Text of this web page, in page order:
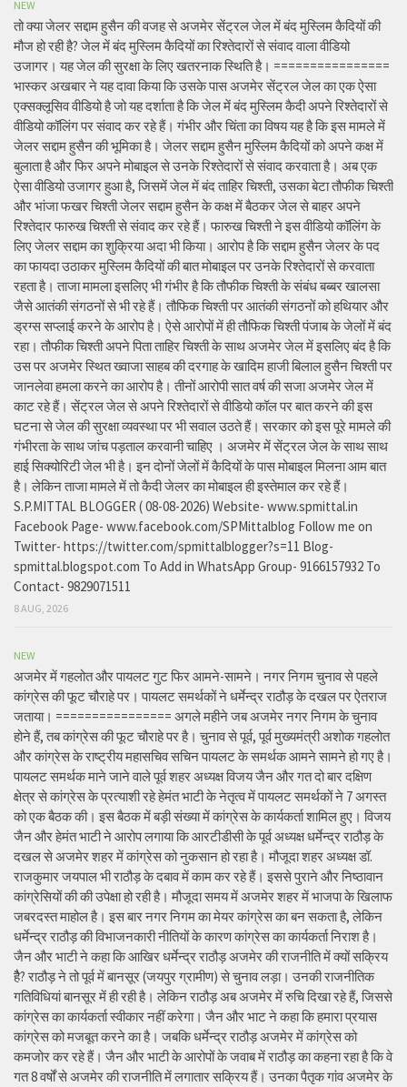
NEW
तो क्या जेलर सद्दाम हुसैन की वजह से अजमेर सेंट्रल जेल में बंद मुस्लिम कैदियों की
मौज हो रही है? जेल में बंद मुस्लिम कैदियों का रिश्तेदारों से संवाद वाला वीडियो
उजागर। यह जेल की सुरक्षा के लिए खतरनाक स्थिति है। ================
भास्कर अखबार ने यह दावा किया कि उसके पास अजमेर सेंट्रल जेल का एक ऐसा
एक्सक्लूसिव वीडियो है जो यह दर्शाता है कि जेल में बंद मुस्लिम कैदी अपने रिश्तेदारों से
वीडियो कॉलिंग पर संवाद कर रहे हैं। गंभीर और चिंता का विषय यह है कि इस मामले में
जेलर सद्दाम हुसैन की भूमिका है। जेलर सद्दाम हुसैन मुस्लिम कैदियों को अपने कक्ष में
बुलाता है और फिर अपने मोबाइल से उनके रिश्तेदारों से संवाद करवाता है। अब एक
ऐसा वीडियो उजागर हुआ है, जिसमें जेल में बंद ताहिर चिश्ती, उसका बेटा तौफीक चिश्ती
और भांजा फखर चिश्ती जेलर सद्दाम हुसैन के कक्ष में बैठकर जेल से बाहर अपने
रिश्तेदार फारुख चिश्ती से संवाद कर रहे हैं। फारुख चिश्ती ने इस वीडियो कॉलिंग के
लिए जेलर सद्दाम का शुक्रिया अदा भी किया। आरोप है कि सद्दाम हुसैन जेलर के पद
का फायदा उठाकर मुस्लिम कैदियों की बात मोबाइल पर उनके रिश्तेदारों से करवाता
रहता है। ताजा मामला इसलिए भी गंभीर है कि तौफीक चिश्ती के संबंध बब्बर खालसा
जैसे आतंकी संगठनों से भी रहे हैं। तौफिक चिश्ती पर आतंकी संगठनों को हथियार और
ड्रग्स सप्लाई करने के आरोप है। ऐसे आरोपों में ही तौफिक चिश्ती पंजाब के जेलों में बंद
रहा। तौफीक चिश्ती अपने पिता ताहिर चिश्ती के साथ अजमेर जेल में इसलिए बंद है कि
उस पर अजमेर स्थित ख्वाजा साहब की दरगाह के खादिम हाजी बिलाल हुसैन चिश्ती पर
जानलेवा हमला करने का आरोप है। तीनों आरोपी सात वर्ष की सजा अजमेर जेल में
काट रहे हैं। सेंट्रल जेल से अपने रिश्तेदारों से वीडियो कॉल पर बात करने की इस
घटना से जेल की सुरक्षा व्यवस्था पर भी सवाल उठते हैं। सरकार को इस पूरे मामले की
गंभीरता के साथ जांच पड़ताल करवानी चाहिए । अजमेर में सेंट्रल जेल के साथ साथ
हाई सिक्योरिटी जेल भी है। इन दोनों जेलों में कैदियों के पास मोबाइल मिलना आम बात
है। लेकिन ताजा मामले में तो कैदी जेलर का मोबाइल ही इस्तेमाल कर रहे हैं।
S.P.MITTAL BLOGGER ( 08-08-2026) Website- www.spmittal.in
Facebook Page- www.facebook.com/SPMittalblog Follow me on
Twitter- https://twitter.com/spmittalblogger?s=11 Blog-
spmittal.blogspot.com To Add in WhatsApp Group- 9166157932 To
Contact- 9829071511
8 AUG, 2026
NEW
अजमेर में गहलोत और पायलट गुट फिर आमने-सामने। नगर निगम चुनाव से पहले
कांग्रेस की फूट चौराहे पर। पायलट समर्थकों ने धर्मेन्द्र राठौड़ के दखल पर ऐतराज
जताया। ================ अगले महीने जब अजमेर नगर निगम के चुनाव
होने हैं, तब कांग्रेस की फूट चौराहे पर है। चुनाव से पूर्व, पूर्व मुख्यमंत्री अशोक गहलोत
और कांग्रेस के राष्ट्रीय महासचिव सचिन पायलट के समर्थक आमने सामने हो गए है।
पायलट समर्थक माने जाने वाले पूर्व शहर अध्यक्ष विजय जैन और गत दो बार दक्षिण
क्षेत्र से कांग्रेस के प्रत्याशी रहे हेमंत भाटी के नेतृत्व में पायलट समर्थकों ने 7 अगस्त
को एक बैठक की। इस बैठक में बड़ी संख्या में कांग्रेस के कार्यकर्ता शामिल हुए। विजय
जैन और हेमंत भाटी ने आरोप लगाया कि आरटीडीसी के पूर्व अध्यक्ष धर्मेन्द्र राठौड़ के
दखल से अजमेर शहर में कांग्रेस को नुकसान हो रहा है। मौजूदा शहर अध्यक्ष डॉ.
राजकुमार जयपाल भी राठौड़ के दबाव में काम कर रहे हैं। इससे पुराने और निष्ठावान
कांग्रेसियों की की उपेक्षा हो रही है। मौजूदा समय में अजमेर शहर में भाजपा के खिलाफ
जबरदस्त माहोल है। इस बार नगर निगम का मेयर कांग्रेस का बन सकता है, लेकिन
धर्मेन्द्र राठौड़ की विभाजनकारी नीतियों के कारण कांग्रेस का कार्यकर्ता निराश है।
जैन और भाटी ने कहा कि आखिर धर्मेन्द्र राठौड़ अजमेर की राजनीति में क्यों सक्रिय
हैै? राठौड़ ने तो पूर्व में बानसूर (जयपुर ग्रामीण) से चुनाव लड़ा। उनकी राजनीतिक
गतिविधियां बानसूर में ही रही है। लेकिन राठौड़ अब अजमेर में रुचि दिखा रहे हैं, जिससे
कांग्रेस का कार्यकर्ता स्वीकार नहीं करेगा। जैन और भाट ने कहा कि हमारा प्रयास
कांग्रेस को मजबूत करने का है। जबकि धर्मेन्द्र राठौड़ अजमेर में कांग्रेस को
कमजोर कर रहे हैं। जैन और भाटी के आरोपों के जवाब में राठौड़ का कहना रहा है कि वे
गत 8 वर्षों से अजमेर की राजनीति में लगातार सक्रिय हैं। उनका पैतृक गांव अजमेर के